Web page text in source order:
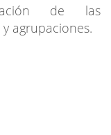
de las
agrupaciones.